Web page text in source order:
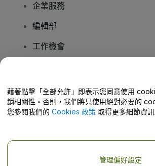
企業服務
編輯部
工作機會
幫助中心 / 聯絡我們
藉著點擊「全部允許」即表示您同意使用
銷相關性。否則，我們將只使用絕對必要的
您參閱我們的 Cookies 政策 取得更多細節資訊
管理偏好設定